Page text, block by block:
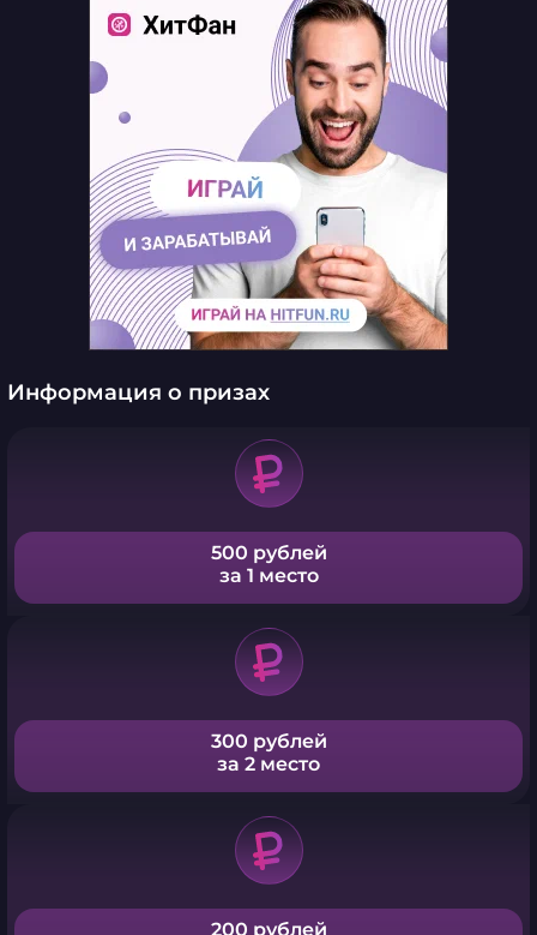
Информация о призах
500 рублей
за 1 место
300 рублей
за 2 место
200 рублей